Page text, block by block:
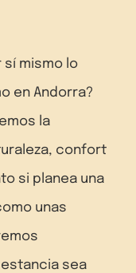
sí mismo lo
en Andorra?
la
confort
si planea una
unas
sea